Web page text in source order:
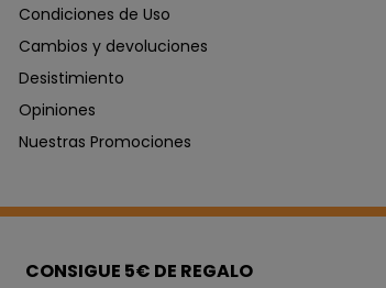
Condiciones de Uso
Cambios y devoluciones
Desistimiento
Opiniones
Nuestras Promociones
CONSIGUE 5€ DE REGALO